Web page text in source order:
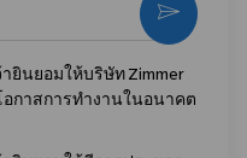
ยินยอมให้บริษัท Zimmer
อกาสการทำงานในอนาคต
กระตุ้น